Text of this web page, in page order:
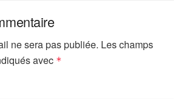
ne sera pas publiée. Les champs
avec *